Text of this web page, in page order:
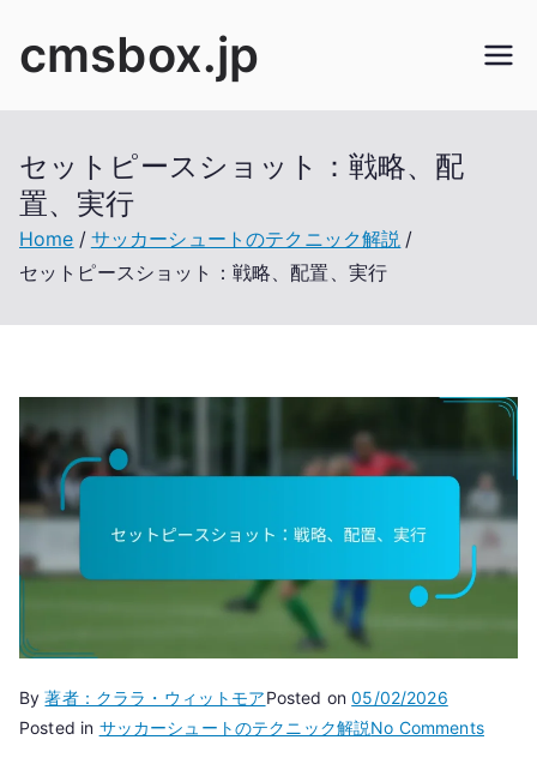
cmsbox.jp
セットピースショット：戦略、配
置、実行
Home
サッカーシュートのテクニック解説
セットピースショット：戦略、配置、実行
By著者：クララ・ウィットモアPosted on05/02/2026
Posted in サッカーシュートのテクニック解説No Commentson